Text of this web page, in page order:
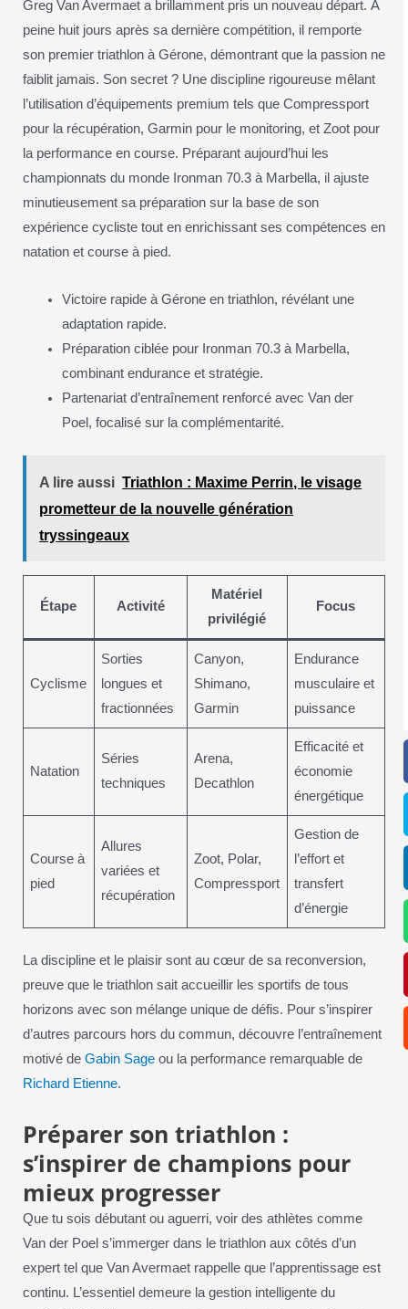
Greg Van Avermaet a brillamment pris un nouveau départ. À
peine huit jours après sa dernière compétition, il remporte
son premier triathlon à Gérone, démontrant que la passion ne
faiblit jamais. Son secret ? Une discipline rigoureuse mêlant
l’utilisation d’équipements premium tels que Compressport
pour la récupération, Garmin pour le monitoring, et Zoot pour
la performance en course. Préparant aujourd’hui les
championnats du monde Ironman 70.3 à Marbella, il ajuste
minutieusement sa préparation sur la base de son
expérience cycliste tout en enrichissant ses compétences en
natation et course à pied.
Victoire rapide à Gérone en triathlon, révélant une
adaptation rapide.
Préparation ciblée pour Ironman 70.3 à Marbella,
combinant endurance et stratégie.
Partenariat d’entraînement renforcé avec Van der
Poel, focalisé sur la complémentarité.
A lire aussi Triathlon : Maxime Perrin, le visage
prometteur de la nouvelle génération
tryssingeaux
Étape Activité
Matériel
privilégié
Focus
Cyclisme
Sorties
longues et
fractionnées
Canyon,
Shimano,
Garmin
Endurance
musculaire et
puissance
Natation
Séries
techniques
Arena,
Decathlon
Efficacité et
économie
énergétique
Course à
pied
Allures
variées et
récupération
Zoot, Polar,
Compressport
Gestion de
l’effort et
transfert
d’énergie
La discipline et le plaisir sont au cœur de sa reconversion,
preuve que le triathlon sait accueillir les sportifs de tous
horizons avec son mélange unique de défis. Pour s’inspirer
d’autres parcours hors du commun, découvre l’entraînement
motivé de Gabin Sageou la performance remarquable de
Richard Etienne.
Préparer son triathlon :
s’inspirer de champions pour
mieux progresser
Que tu sois débutant ou aguerri, voir des athlètes comme
Van der Poel s’immerger dans le triathlon aux côtés d’un
expert tel que Van Avermaet rappelle que l’apprentissage est
continu. L’essentiel demeure la gestion intelligente du